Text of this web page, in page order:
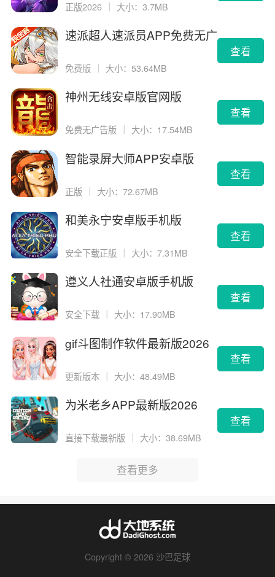
正版2026 ｜ 大小：3.7MB
速派超人速派员APP免费无广
免费版 大小：53.64MB
查看
神州无线安卓版官网版
免费无广告版 大小：17.54MB
查看
智能录屏大师APP安卓版
正版 ｜ 大小：72.67MB
查看
和美永宁安卓版手机版
安全下载正版 大小：7.31MB
查看
遵义人社通安卓版手机版
安全下载 大小：17.90MB
查看
gif斗图制作软件最新版2026
更新版本 ｜ 大小：48.49MB
查看
为米老乡APP最新版2026
直接下载最新版 大小：38.69MB
查看
查看更多
Copyright © 2026 沙巴足球